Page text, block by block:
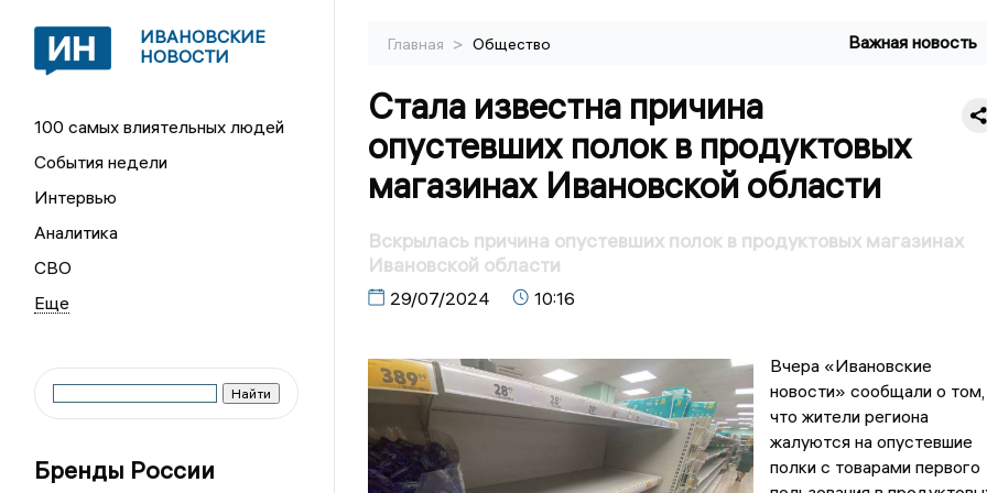
ИВАНОВСКИЕ
НОВОСТИ
100 самых влиятельных людей
События недели
Интервью
Аналитика
СВО
Бренды России
Главная > Общество Важная новость
Стала известна причина
опустевших полок в продуктовых
магазинах Ивановской области
Вскрылась причина опустевших полок в продуктовых магазинах
Ивановской области
29/07/2024 10:16
Вчера «Ивановские
новости» сообщали о том,
что жители региона
жалуются на опустевшие
полки с товарами первого